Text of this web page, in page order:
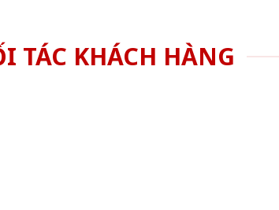
TÁC KHÁCH HÀNG